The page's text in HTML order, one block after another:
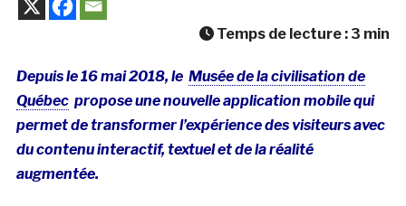
Temps de lecture : 3 min
Depuis le 16 mai 2018, le Musée de la civilisation de
Québecpropose une nouvelle application mobile qui
permet de transformer l’expérience des visiteurs avec
du contenu interactif, textuel et de la réalité
augmentée.